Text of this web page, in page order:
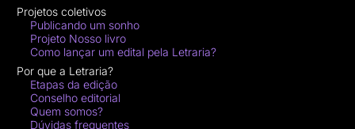
Projetos coletivos
Publicando um sonho
Projeto Nosso livro
Como lançar um edital pela Letraria?
Por que a Letraria?
Etapas da edição
Conselho editorial
Quem somos?
Dúvidas frequentes